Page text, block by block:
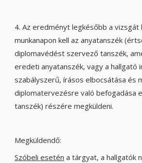
4. Az eredményt legkésőbb a vizsgát
munkanapon kell az anyatanszék
diplomavédést szervező tanszék,
eredeti anyatanszék, vagy a hallgató
szabályszerű, írásos elbocsátása és
diplomatervezésre való befogadása
tanszék) részére megküldeni.
Megküldendő:
Szóbeli esetén a tárgyat, a hallgatók